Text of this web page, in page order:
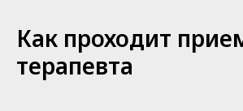
Как проходит
терапевта